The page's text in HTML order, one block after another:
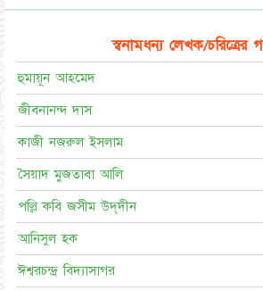
স্বনামধন্য লেখক/চরিত্রের
হুমায়ূন আহমেদ
জীবনানন্দ দাস
কাজী নজরুল ইসলাম
সৈয়াদ মুজতাবা আলি
পল্লি কবি জসীম উদ্‌দীন
আনিসুল হক
ঈশ্বরচন্দ্র বিদ্যাসাগর